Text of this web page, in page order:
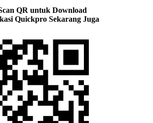
QR untuk Download
Quickpro Sekarang Juga